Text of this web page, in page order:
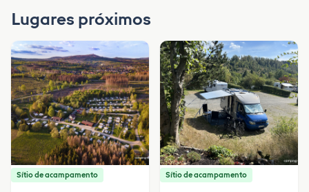
Lugares próximos
Sítio de acampamento Sítio de acampamento